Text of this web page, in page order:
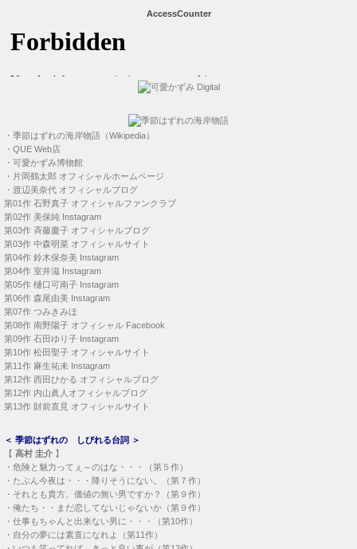
AccessCounter
・ 季節はずれの海岸物語（Wikipedia）
・ QUE Web店
・ 可愛かずみ博物館
・ 片岡鶴太郎 オフィシャルホームページ
・ 渡辺美奈代 オフィシャルブログ
第01作 石野真子 オフィシャルファンクラブ
第02作 美保純 Instagram
第03作 斉藤慶子 オフィシャルブログ
第03作 中森明菜 オフィシャルサイト
第04作 鈴木保奈美 Instagram
第04作 室井滋 Instagram
第05作 樋口可南子 Instagram
第06作 森尾由美 Instagram
第07作 つみきみほ
第08作 南野陽子 オフィシャル Facebook
第09作 石田ゆり子 Instagram
第10作 松田聖子 オフィシャルサイト
第11作 麻生祐未 Instagram
第12作 西田ひかる オフィシャルブログ
第12作 内山眞人オフィシャルブログ
第13作 財前直見 オフィシャルサイト
＜ 季節はずれの しびれる台詞 ＞
【 高村 圭介 】
・ 危険と魅力ってぇ～のはな・・・（第５作）
・ たぶん今夜は・・・降りそうにない。（第７作）
・ それとも貴方、価値の無い男ですか？（第９作）
・ 俺たち・・まだ恋してないじゃないか（第９作）
・ 仕事もちゃんと出来ない男に・・・（第10作）
・ 自分の夢には素直になれよ（第11作）